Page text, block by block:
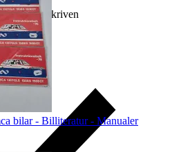
är som beskriven
bilar - Billiteratur - Manualer